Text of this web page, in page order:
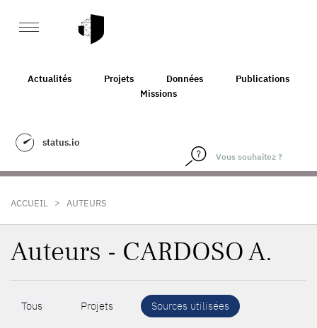
Actualités Projets Données
Publications
Missions
status.io
ACCUEIL > AUTEURS
Auteurs - CARDOSO A.
Tous Projets Sources utilisées